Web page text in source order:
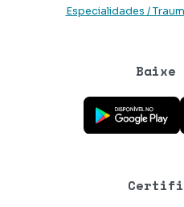
Especialidades /
Baixe
Baixe o aplicativo